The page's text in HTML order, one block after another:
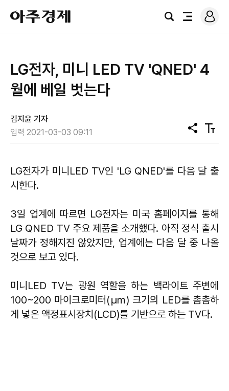
아
주
경
검
전
로
그
LG전자, 미니 LED TV 'QNED' 4
월에 베일 벗는다
김지윤 기자
입력 2021-03-03 09:11
공
유
텍
스
기
LG전자가 미니LED TV인 'LG QNED'를 다음 달 출
시한다.
3일 업계에 따르면 LG전자는 미국 홈페이지를 통해
LG QNED TV 주요 제품을 소개했다. 아직 정식 출시
날짜가 정해지진 않았지만, 업계에는 다음 달 중 나올
것으로 보고 있다.
미니LED TV는 광원 역할을 하는 백라이트 주변에
100~200 마이크로미터(㎛) 크기의 LED를 촘촘하
게 넣은 액정표시장치(LCD)를 기반으로 하는 TV다.